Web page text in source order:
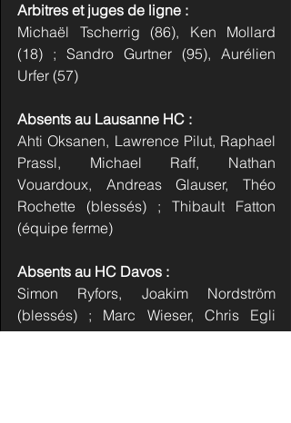
Arbitres et juges de ligne :
Michaël Tscherrig (86), Ken Mollard
(18) ; Sandro Gurtner (95), Aurélien
Urfer (57)
Absents au Lausanne HC :
Ahti Oksanen, Lawrence Pilut, Raphael
Prassl, Michael Raff, Nathan
Vouardoux, Andreas Glauser, Théo
Rochette (blessés) ; Thibault Fatton
(équipe ferme)
Absents au HC Davos :
Simon Ryfors, Joakim Nordström
(blessés) ; Marc Wieser, Chris Egli
(malade) ; Laurin Solèr, Yanik